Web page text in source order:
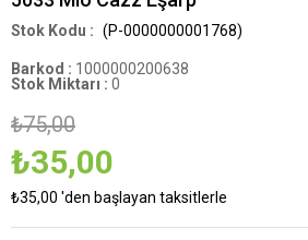
(P-0000000001768)
Barkod : 1000000200638
Stok Miktarı : 0
₺75,00
₺35,00
₺35,00 'den başlayan taksitlerle